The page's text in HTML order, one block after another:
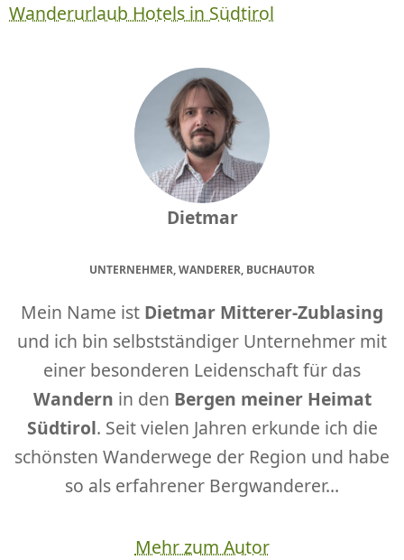
Wanderurlaub Hotels in Südtirol
Dietmar
UNTERNEHMER, WANDERER, BUCHAUTOR
Mein Name ist Dietmar Mitterer-Zublasing
und ich bin selbstständiger Unternehmer mit
einer besonderen Leidenschaft für das
Wandern in den Bergen meiner Heimat
Südtirol. Seit vielen Jahren erkunde ich die
schönsten Wanderwege der Region und habe
so als erfahrener Bergwanderer...
Mehr zum Autor